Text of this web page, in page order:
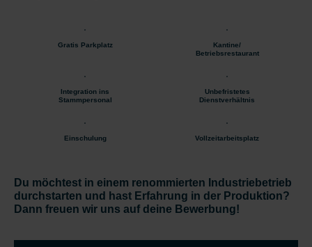
Gratis Parkplatz
Kantine/
Betriebsrestaurant
Integration ins
Stammpersonal
Unbefristetes
Dienstverhältnis
Einschulung Vollzeitarbeitsplatz
Du möchtest in einem renommierten Industriebetrieb
durchstarten und hast Erfahrung in der Produktion?
Dann freuen wir uns auf deine Bewerbung!